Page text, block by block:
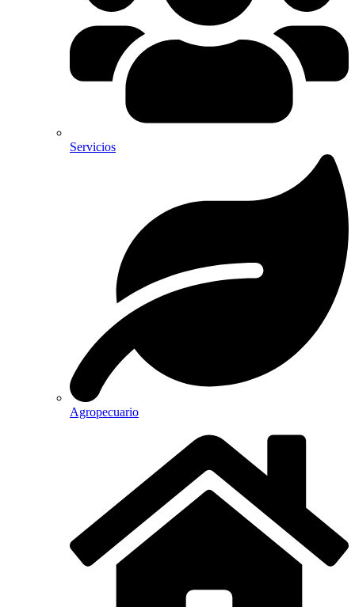
Servicios
Agropecuario